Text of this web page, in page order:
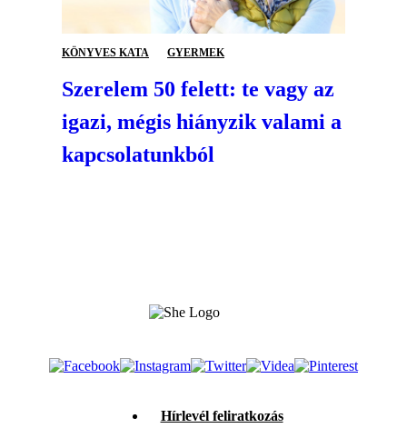
KÖNYVES KATA GYERMEK
Szerelem 50 felett: te vagy az
igazi, mégis hiányzik valami a
kapcsolatunkból
Hírlevél feliratkozás